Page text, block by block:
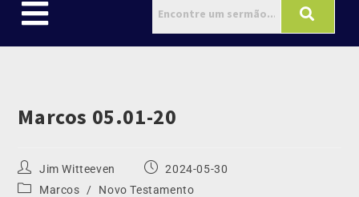
Marcos 05.01-20
Jim Witteeven
2024-05-30
Marcos
/ Novo Testamento